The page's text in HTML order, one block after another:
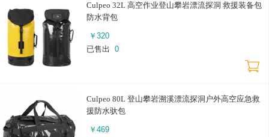
Culpeo 32L 高空作业登山攀岩漂流探洞 救援装备包
防水背包
￥ 320
已售出
0
Culpeo 80L 登山攀岩溯溪漂流探洞户外高空应急救
援防水驮包
￥ 469